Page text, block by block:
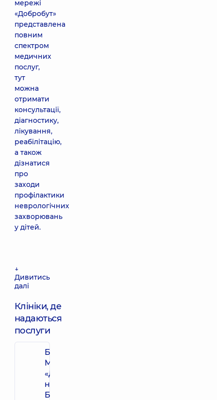
мережі
«Добробут»
представлена
повним
спектром
медичних
послуг,
тут
можна
отримати
консультації,
діагностику,
лікування,
реабілітацію,
а також
дізнатися
про
заходи
профілактики
неврологічних
захворювань
у дітей.
↓
Дивитись
далі
Клініки, де
надаються
послуги
Багатопрофільний
Медичний Центр
«Добробут» 24/7
на просп. Миколи
Бажана